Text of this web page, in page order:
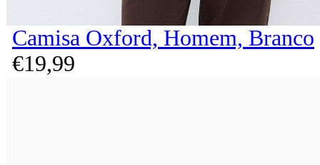
Camisa Oxford, Homem, Branco
€19,99